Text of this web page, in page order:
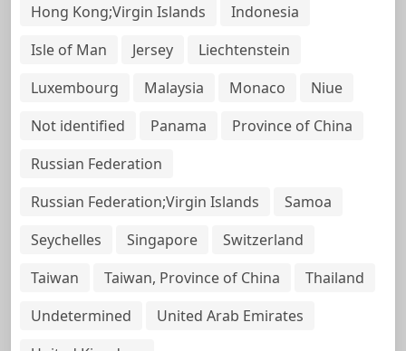
Hong Kong;Virgin Islands
Indonesia
Isle of Man
Jersey
Liechtenstein
Luxembourg
Malaysia Monaco
Niue
Not identified
Panama
Province of China
Russian Federation
Russian Federation;Virgin Islands
Samoa
Seychelles
Singapore
Switzerland
Taiwan
Taiwan, Province of China
Thailand
Undetermined
United Arab Emirates